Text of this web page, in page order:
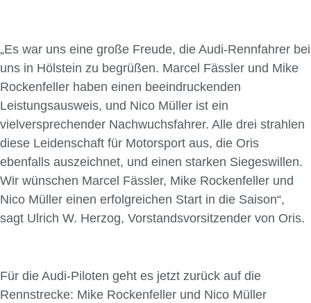
„Es war uns eine große Freude, die Audi-Rennfahrer bei
uns in Hölstein zu begrüßen. Marcel Fässler und Mike
Rockenfeller haben einen beeindruckenden
Leistungsausweis, und Nico Müller ist ein
vielversprechender Nachwuchsfahrer. Alle drei strahlen
diese Leidenschaft für Motorsport aus, die Oris
ebenfalls auszeichnet, und einen starken Siegeswillen.
Wir wünschen Marcel Fässler, Mike Rockenfeller und
Nico Müller einen erfolgreichen Start in die Saison“,
sagt Ulrich W. Herzog, Vorstandsvorsitzender von Oris.
Für die Audi-Piloten geht es jetzt zurück auf die
Rennstrecke: Mike Rockenfeller und Nico Müller